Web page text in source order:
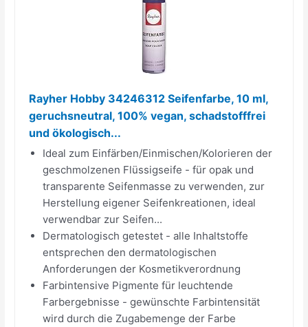
Rayher Hobby 34246312 Seifenfarbe, 10 ml,
geruchsneutral, 100% vegan, schadstofffrei
und ökologisch...
Ideal zum Einfärben/Einmischen/Kolorieren der
geschmolzenen Flüssigseife - für opak und
transparente Seifenmasse zu verwenden, zur
Herstellung eigener Seifenkreationen, ideal
verwendbar zur Seifen...
Dermatologisch getestet - alle Inhaltstoffe
entsprechen den dermatologischen
Anforderungen der Kosmetikverordnung
Farbintensive Pigmente für leuchtende
Farbergebnisse - gewünschte Farbintensität
wird durch die Zugabemenge der Farbe